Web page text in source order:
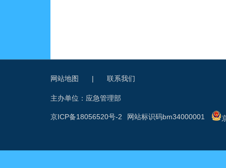
网站地图 | 联系我们
主办单位：应急管理部
网站标识码bm34000001
京ICP备18056520号-2